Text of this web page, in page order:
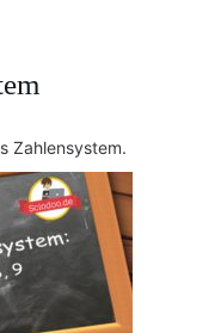
Zahlensystem.